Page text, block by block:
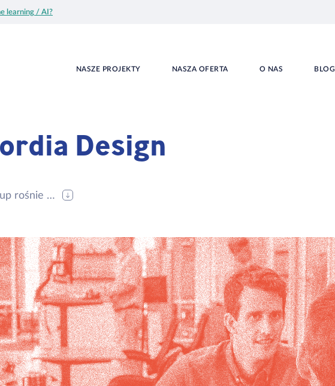
learning / AI?
NASZE PROJEKTY NASZA OFERTA O NAS BLOG
Design
rośnie …